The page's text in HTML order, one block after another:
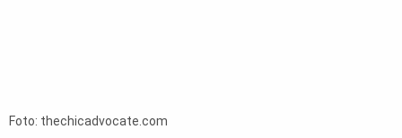
Foto: thechicadvocate.com